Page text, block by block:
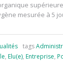
mesurée à 5
tags
, Elu(e), Entreprise,